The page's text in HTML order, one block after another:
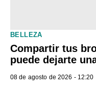
BELLEZA
Compartir tus
puede dejarte
08 de agosto de 2026 - 12:20